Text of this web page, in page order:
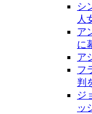
シ
人
ア
に
ア
フ
判
ジ
ッ